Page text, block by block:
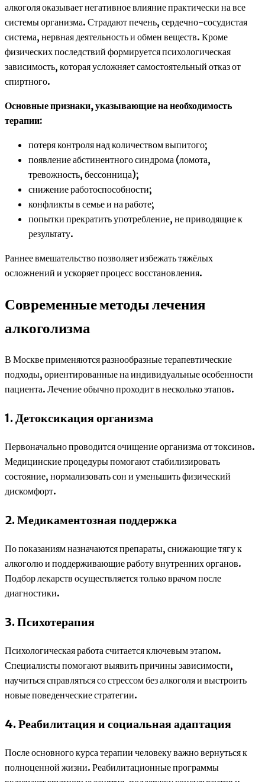
алкоголя оказывает негативное влияние практически на все
системы организма. Страдают печень, сердечно-сосудистая
система, нервная деятельность и обмен веществ. Кроме
физических последствий формируется психологическая
зависимость, которая усложняет самостоятельный отказ от
спиртного.
Основные признаки, указывающие на необходимость
терапии:
потеря контроля над количеством выпитого;
появление абстинентного синдрома (ломота,
тревожность, бессонница);
снижение работоспособности;
конфликты в семье и на работе;
попытки прекратить употребление, не приводящие к
результату.
Раннее вмешательство позволяет избежать тяжёлых
осложнений и ускоряет процесс восстановления.
Современные методы лечения
алкоголизма
В Москве применяются разнообразные терапевтические
подходы, ориентированные на индивидуальные особенности
пациента. Лечение обычно проходит в несколько этапов.
1. Детоксикация организма
Первоначально проводится очищение организма от токсинов.
Медицинские процедуры помогают стабилизировать
состояние, нормализовать сон и уменьшить физический
дискомфорт.
2. Медикаментозная поддержка
По показаниям назначаются препараты, снижающие тягу к
алкоголю и поддерживающие работу внутренних органов.
Подбор лекарств осуществляется только врачом после
диагностики.
3. Психотерапия
Психологическая работа считается ключевым этапом.
Специалисты помогают выявить причины зависимости,
научиться справляться со стрессом без алкоголя и выстроить
новые поведенческие стратегии.
4. Реабилитация и социальная адаптация
После основного курса терапии человеку важно вернуться к
полноценной жизни. Реабилитационные программы